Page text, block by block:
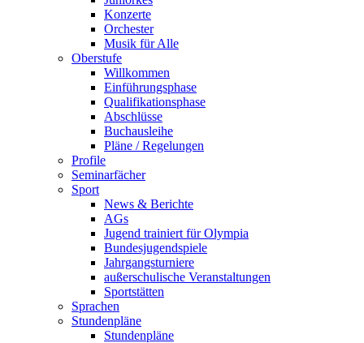
Konzerte
Orchester
Musik für Alle
Oberstufe
Willkommen
Einführungsphase
Qualifikationsphase
Abschlüsse
Buchausleihe
Pläne / Regelungen
Profile
Seminarfächer
Sport
News & Berichte
AGs
Jugend trainiert für Olympia
Bundesjugendspiele
Jahrgangsturniere
außerschulische Veranstaltungen
Sportstätten
Sprachen
Stundenpläne
Stundenpläne